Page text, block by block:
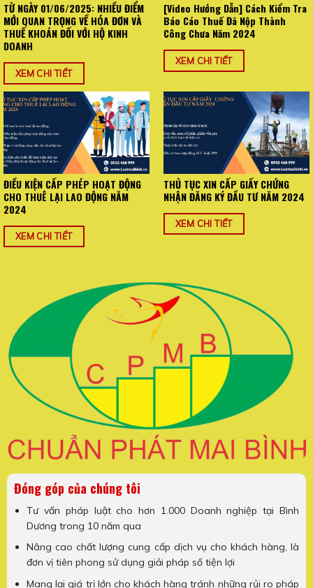
TỪ NGÀY 01/06/2025: NHIỀU ĐIỂM
MỚI QUAN TRỌNG VỀ HÓA ĐƠN VÀ
THUẾ KHOÁN ĐỐI VỚI HỘ KINH
DOANH
XEM CHI TIẾT
[Video Hướng Dẫn] Cách Kiểm Tra
Báo Cáo Thuế Đã Nộp Thành
Công Chưa Năm 2024
XEM CHI TIẾT
ĐIỀU KIỆN CẤP PHÉP HOẠT ĐỘNG
CHO THUÊ LẠI LAO ĐỘNG NĂM
2024
XEM CHI TIẾT
THỦ TỤC XIN CẤP GIẤY CHỨNG
NHẬN ĐĂNG KÝ ĐẦU TƯ NĂM 2024
XEM CHI TIẾT
Đóng góp của chúng tôi
Tư vấn pháp luật cho hơn 1.000 Doanh nghiệp tại Bình
Dương trong 10 năm qua
Nâng cao chất lượng cung cấp dịch vụ cho khách hàng, là
đơn vị tiên phong sử dụng giải pháp số tiện lợi
Mang lại giá trị lớn cho khách hàng tránh những rủi ro pháp